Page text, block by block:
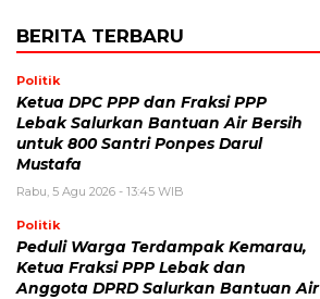
BERITA TERBARU
Politik
Ketua DPC PPP dan Fraksi PPP
Lebak Salurkan Bantuan Air Bersih
untuk 800 Santri Ponpes Darul
Mustafa
Rabu, 5 Agu 2026 - 13:45 WIB
Politik
Peduli Warga Terdampak Kemarau,
Ketua Fraksi PPP Lebak dan
Anggota DPRD Salurkan Bantuan Air